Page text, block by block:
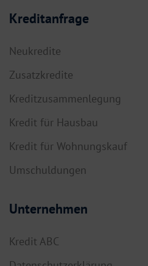
Kreditanfrage
Neukredite
Zusatzkredite
Kreditzusammenlegung
Kredit für Hausbau
Kredit für Wohnungskauf
Umschuldungen
Unternehmen
Kredit ABC